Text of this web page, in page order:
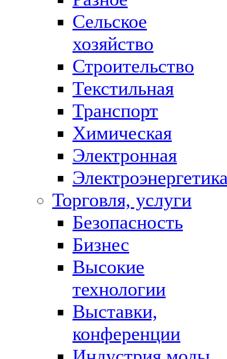
Сельское
хозяйство
Строительство
Текстильная
Транспорт
Химическая
Электронная
Торговля, услуги
Безопасность
Бизнес
Высокие
технологии
Выставки,
конференции